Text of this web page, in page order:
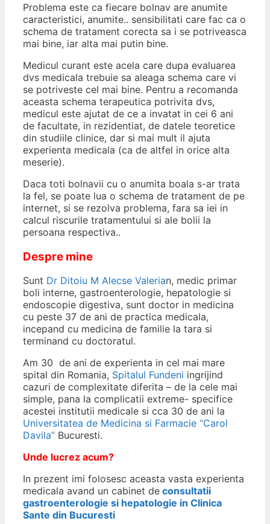
Problema este ca fiecare bolnav are anumite
caracteristici, anumite.. sensibilitati care fac ca o
schema de tratament corecta sa i se potriveasca
mai bine, iar alta mai putin bine.
Medicul curant este acela care dupa evaluarea
dvs medicala trebuie sa aleaga schema care vi
se potriveste cel mai bine. Pentru a recomanda
aceasta schema terapeutica potrivita dvs,
medicul este ajutat de ce a invatat in cei 6 ani
de facultate, in rezidentiat, de datele teoretice
din studiile clinice, dar si mai mult il ajuta
experienta medicala (ca de altfel in orice alta
meserie).
Daca toti bolnavii cu o anumita boala s-ar trata
la fel, se poate lua o schema de tratament de pe
internet, si se rezolva problema, fara sa iei in
calcul riscurile tratamentului si ale bolii la
persoana respectiva..
Despre mine
Sunt Dr Ditoiu M Alecse Valerian, medic primar
boli interne, gastroenterologie, hepatologie si
endoscopie digestiva, sunt doctor in medicina
cu peste 37 de ani de practica medicala,
incepand cu medicina de familie la tara si
terminand cu doctoratul.
Am 30 de ani de experienta in cel mai mare
spital din Romania, Spitalul Fundeni ingrijind
cazuri de complexitate diferita – de la cele mai
simple, pana la complicatii extreme- specifice
acestei institutii medicale si cca 30 de ani la
Universitatea de Medicina si Farmacie “Carol
Davila” Bucuresti.
Unde lucrez acum?
In prezent imi folosesc aceasta vasta experienta
medicala avand un cabinet de consultatii
gastroenterologie si hepatologie in Clinica
Sante din Bucuresti